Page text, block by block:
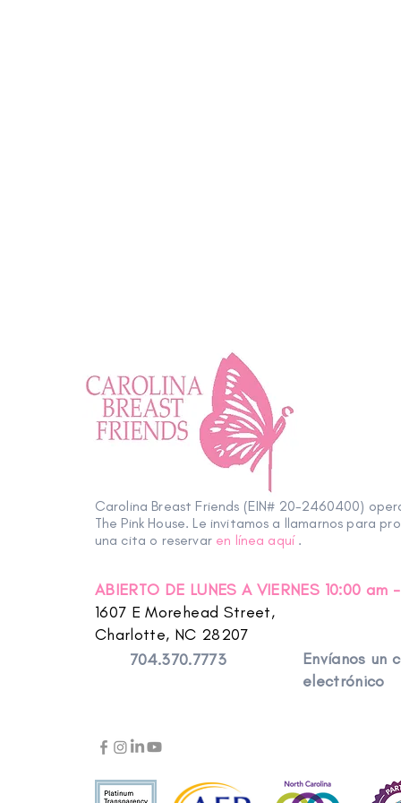
linfática en relación con el
ella está ayudando a las
NOTA: Esta sesión se
House. **Esta sesión
que Survivors & Thrivers
Descargo de
Los programas de Carolina
curar o prevenir ninguna
parte de un programa
Carolina Breast Friends (EIN# 20-2460400)
The Pink House. Le invitamos a llamarnos para
una cita o reservar en línea aquí .
ABIERTO DE LUNES A VIERNES 10:00 am
1607 E Morehead Street,
Charlotte, NC 28207
704.370.7773
Envíanos un
electrónico